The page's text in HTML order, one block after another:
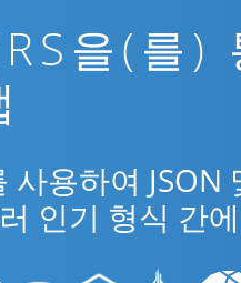
을(를)
용하여 JSON
인기 형식 간